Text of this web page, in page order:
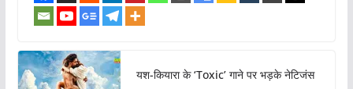
यश-कियारा के ‘Toxic’ गाने पर भड़के नेटिजंस